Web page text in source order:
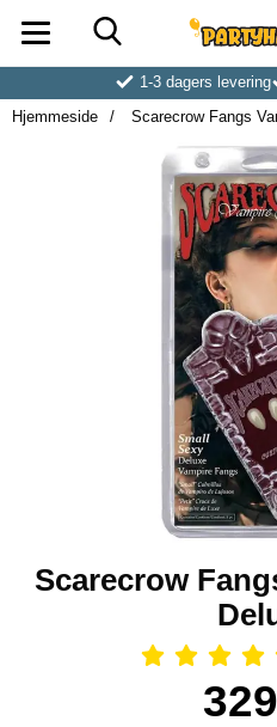
1-3 dagers levering
Hjemmeside
Scarecrow Fangs
Scarecrow
Handle dette produktet,pris